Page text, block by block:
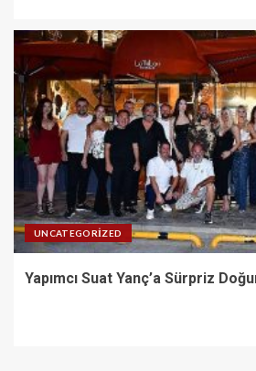
UNCATEGORIZED
Yapımcı Suat Yanç’a Sürpriz